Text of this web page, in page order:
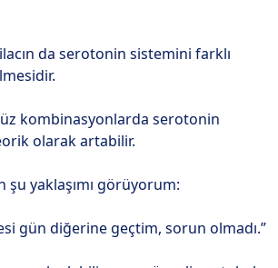
da serotonin sistemini farklı
kombinasyonlarda serotonin
olarak artabilir.
şu yaklaşımı görüyorum:
gün diğerine geçtim, sorun olmadı.”